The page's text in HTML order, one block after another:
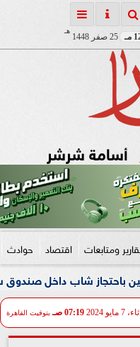
25 صفر 1448
هـ
أسامة شرشر
ومتابعات اقتصاد حوادث
داخل صندوق سيارة في
مايو 2024 07:19 صـ بتوقيت القاهرة